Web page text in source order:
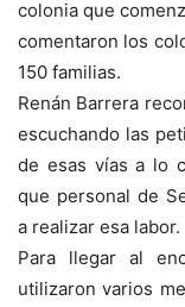
colonia que
comentaron los
150 familias.
Renán Barrera
escuchando las
de esas vías a lo
que personal de
a realizar esa labor.
Para llegar al
utilizaron varios